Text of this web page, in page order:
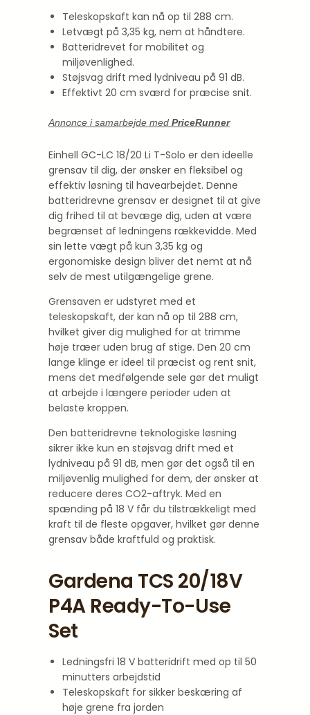
Teleskopskaft kan nå op til 288 cm.
Letvægt på 3,35 kg, nem at håndtere.
Batteridrevet for mobilitet og
miljøvenlighed.
Støjsvag drift med lydniveau på 91 dB.
Effektivt 20 cm sværd for præcise snit.
Annonce i samarbejde med PriceRunner
Einhell GC-LC 18/20 Li T-Solo er den ideelle
grensav til dig, der ønsker en fleksibel og
effektiv løsning til havearbejdet. Denne
batteridrevne grensav er designet til at give
dig frihed til at bevæge dig, uden at være
begrænset af ledningens rækkevidde. Med
sin lette vægt på kun 3,35 kg og
ergonomiske design bliver det nemt at nå
selv de mest utilgængelige grene.
Grensaven er udstyret med et
teleskopskaft, der kan nå op til 288 cm,
hvilket giver dig mulighed for at trimme
høje træer uden brug af stige. Den 20 cm
lange klinge er ideel til præcist og rent snit,
mens det medfølgende sele gør det muligt
at arbejde i længere perioder uden at
belaste kroppen.
Den batteridrevne teknologiske løsning
sikrer ikke kun en støjsvag drift med et
lydniveau på 91 dB, men gør det også til en
miljøvenlig mulighed for dem, der ønsker at
reducere deres CO2-aftryk. Med en
spænding på 18 V får du tilstrækkeligt med
kraft til de fleste opgaver, hvilket gør denne
grensav både kraftfuld og praktisk.
Gardena TCS 20/18V
P4A Ready-To-Use
Set
Ledningsfri 18 V batteridrift med op til 50
minutters arbejdstid
Teleskopskaft for sikker beskæring af
høje grene fra jorden